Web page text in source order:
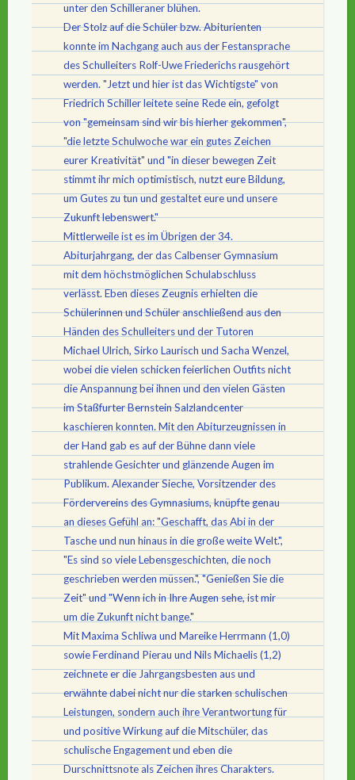
unter den Schilleraner blühen.
Der Stolz auf die Schüler bzw. Abiturienten
konnte im Nachgang auch aus der Festansprache
des Schulleiters Rolf-Uwe Friederichs rausgehört
werden. "Jetzt und hier ist das Wichtigste" von
Friedrich Schiller leitete seine Rede ein, gefolgt
von "gemeinsam sind wir bis hierher gekommen",
"die letzte Schulwoche war ein gutes Zeichen
eurer Kreativität" und "in dieser bewegen Zeit
stimmt ihr mich optimistisch, nutzt eure Bildung,
um Gutes zu tun und gestaltet eure und unsere
Zukunft lebenswert."
Mittlerweile ist es im Übrigen der 34.
Abiturjahrgang, der das Calbenser Gymnasium
mit dem höchstmöglichen Schulabschluss
verlässt. Eben dieses Zeugnis erhielten die
Schülerinnen und Schüler anschließend aus den
Händen des Schulleiters und der Tutoren
Michael Ulrich, Sirko Laurisch und Sacha Wenzel,
wobei die vielen schicken feierlichen Outfits nicht
die Anspannung bei ihnen und den vielen Gästen
im Staßfurter Bernstein Salzlandcenter
kaschieren konnten. Mit den Abiturzeugnissen in
der Hand gab es auf der Bühne dann viele
strahlende Gesichter und glänzende Augen im
Publikum. Alexander Sieche, Vorsitzender des
Fördervereins des Gymnasiums, knüpfte genau
an dieses Gefühl an: "Geschafft, das Abi in der
Tasche und nun hinaus in die große weite Welt.",
"Es sind so viele Lebensgeschichten, die noch
geschrieben werden müssen.", "Genießen Sie die
Zeit" und "Wenn ich in Ihre Augen sehe, ist mir
um die Zukunft nicht bange."
Mit Maxima Schliwa und Mareike Herrmann (1,0)
sowie Ferdinand Pierau und Nils Michaelis (1,2)
zeichnete er die Jahrgangsbesten aus und
erwähnte dabei nicht nur die starken schulischen
Leistungen, sondern auch ihre Verantwortung für
und positive Wirkung auf die Mitschüler, das
schulische Engagement und eben die
Durschnittsnote als Zeichen ihres Charakters.